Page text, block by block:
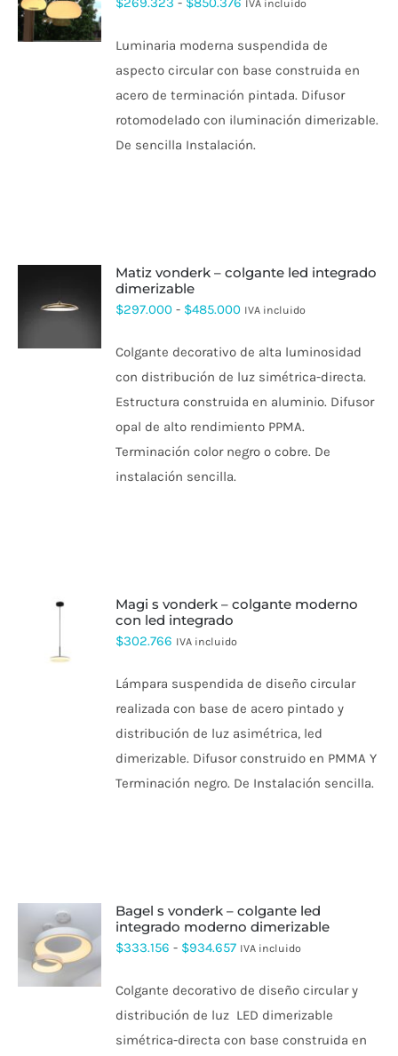
PRODUCTO
TIENE
MÚLTIPLES
VARIANTES.
precios:
desde
$269.323
hasta
$850.376
IVA incluido
Luminaria moderna suspendida de
aspecto circular con base construida en
acero de terminación pintada. Difusor
rotomodelado con iluminación dimerizable.
De sencilla Instalación.
ESTE
MÚLTIPLES
VARIANTES.
matiz vonderk – colgante led integrado
dimerizable
$297.000 - $485.000Rango
precios:
desde
$297.000
hasta
$485.000
IVA incluido
Colgante decorativo de alta luminosidad
con distribución de luz simétrica-directa.
Estructura construida en aluminio. Difusor
opal de alto rendimiento PPMA.
Terminación color negro o cobre. De
instalación sencilla.
magi s vonderk – colgante moderno
con led integrado
$302.766 IVA incluido
Lámpara suspendida de diseño circular
realizada con base de acero pintado y
distribución de luz asimétrica, led
dimerizable. Difusor construido en PMMA Y
Terminación negro. De Instalación sencilla.
ESTE
PRODUCTO
TIENE
MÚLTIPLES
VARIANTES.
bagel s vonderk – colgante led
integrado moderno dimerizable
$333.156 - $934.657Rango
precios:
desde
$333.156
IVA incluido
Colgante decorativo de diseño circular y
distribución de luz LED dimerizable
simétrica-directa con base construida en